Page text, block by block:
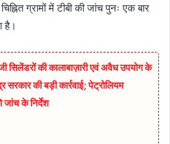
ग्रामों में टीबी की जांच पुनः एक बार
है।
सिलेंडरों की कालाबाज़ारी एवं अवैध उपयोग के
सरकार की बड़ी कार्रवाई; पेट्रोलियम
जांच के निर्देश